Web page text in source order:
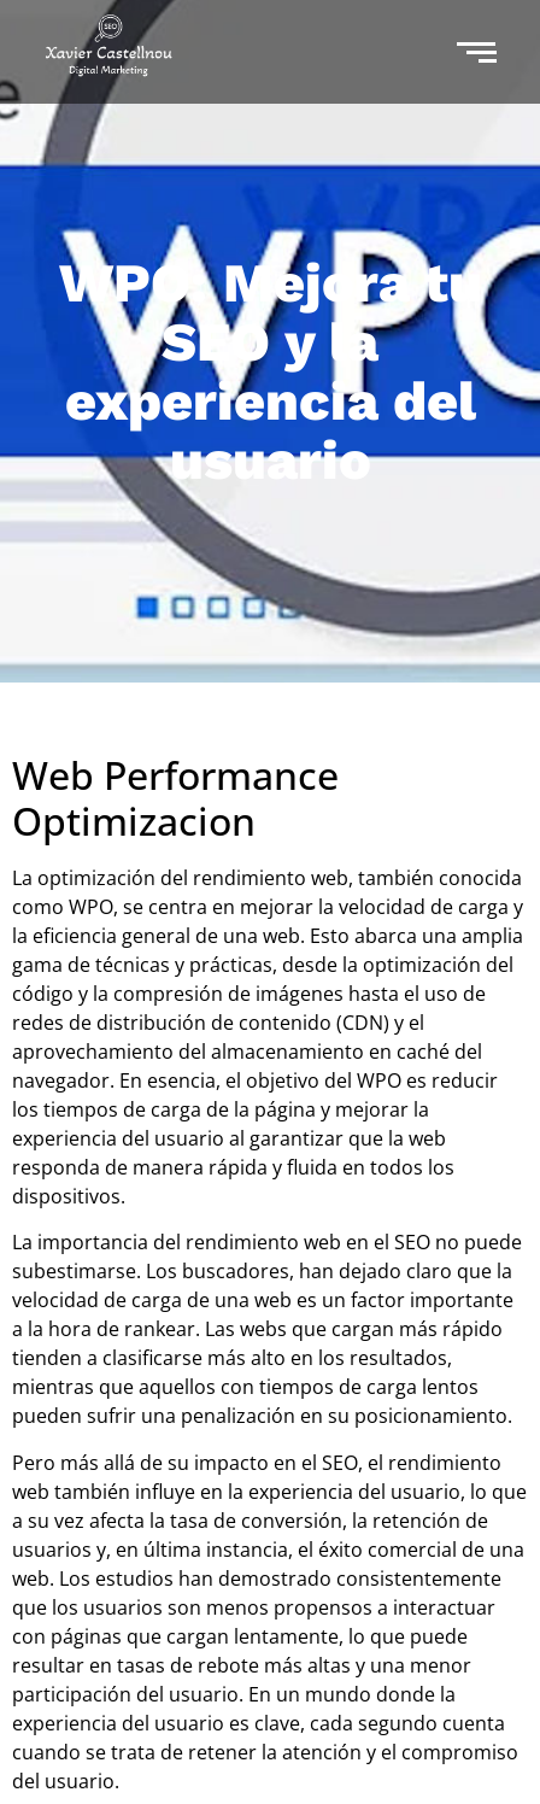
WPO: Mejora tu
SEO y la
experiencia del
usuario
Web Performance
Optimizacion
La optimización del rendimiento web, también conocida
como WPO, se centra en mejorar la velocidad de carga y
la eficiencia general de una web. Esto abarca una amplia
gama de técnicas y prácticas, desde la optimización del
código y la compresión de imágenes hasta el uso de
redes de distribución de contenido (CDN) y el
aprovechamiento del almacenamiento en caché del
navegador. En esencia, el objetivo del WPO es reducir
los tiempos de carga de la página y mejorar la
experiencia del usuario al garantizar que la web
responda de manera rápida y fluida en todos los
dispositivos.
La importancia del rendimiento web en el SEO no puede
subestimarse. Los buscadores, han dejado claro que la
velocidad de carga de una web es un factor importante
a la hora de rankear. Las webs que cargan más rápido
tienden a clasificarse más alto en los resultados,
mientras que aquellos con tiempos de carga lentos
pueden sufrir una penalización en su posicionamiento.
Pero más allá de su impacto en el SEO, el rendimiento
web también influye en la experiencia del usuario, lo que
a su vez afecta la tasa de conversión, la retención de
usuarios y, en última instancia, el éxito comercial de una
web. Los estudios han demostrado consistentemente
que los usuarios son menos propensos a interactuar
con páginas que cargan lentamente, lo que puede
resultar en tasas de rebote más altas y una menor
participación del usuario. En un mundo donde la
experiencia del usuario es clave, cada segundo cuenta
cuando se trata de retener la atención y el compromiso
del usuario.